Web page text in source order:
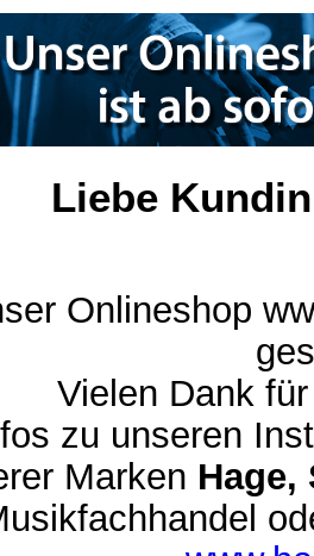
Liebe
Onlineshop
Vielen Dank
zu unseren
Marken Hage,